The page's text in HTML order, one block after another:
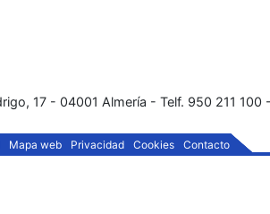
17 - 04001 Almería - Telf. 950 211 100 -
Mapa web Privacidad Cookies Contacto